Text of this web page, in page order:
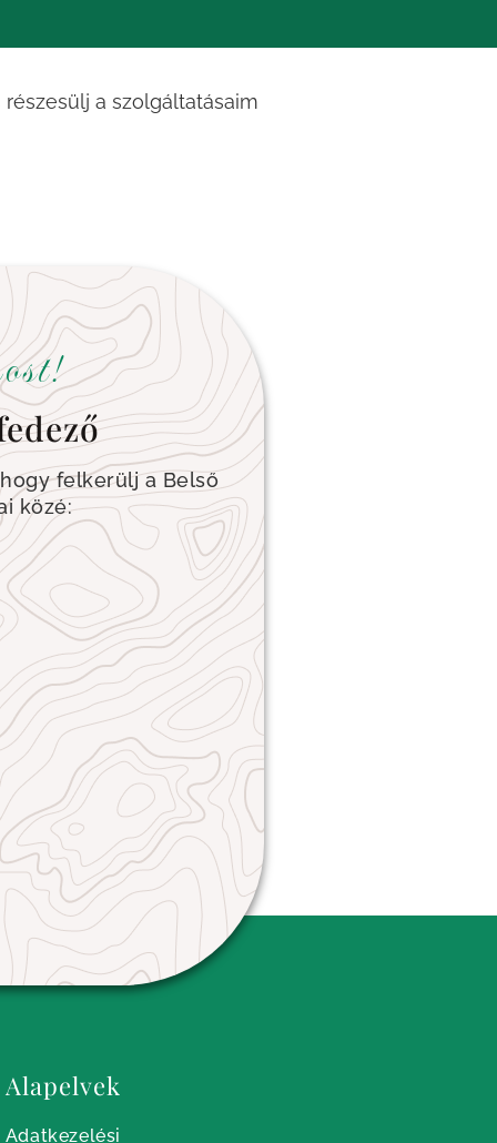
a szolgáltatásaim
felkerülj a Belső
közé:
Alapelvek
Adatkezelési